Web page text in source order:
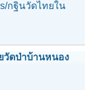
กฐินวัดไทยใน
วัดป่าบ้านหนอง